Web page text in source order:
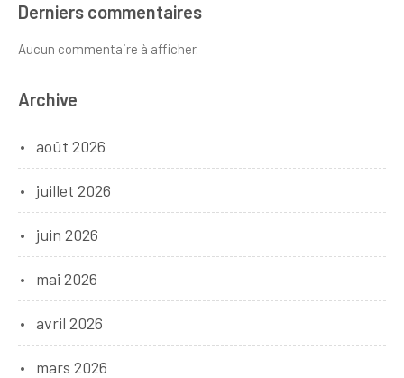
Derniers commentaires
Aucun commentaire à afficher.
Archive
août 2026
juillet 2026
juin 2026
mai 2026
avril 2026
mars 2026